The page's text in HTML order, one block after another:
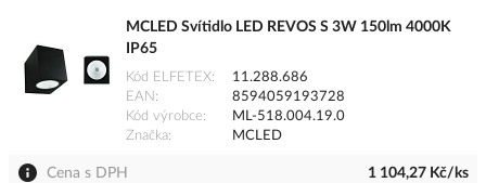
MCLED Svítidlo LED REVOS S 3W 150lm 4000K
IP65
Kód ELFETEX
11.288.686
EAN
8594059193728
Kód výrobce
ML-518.004.19.0
Značka
MCLED
Cena s DPH 1 104,27 Kč/ks